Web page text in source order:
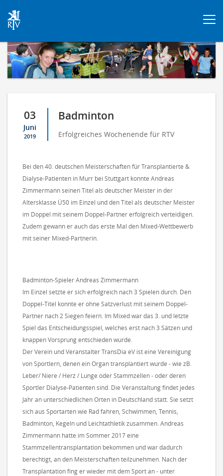
03
Juni
2019
Badminton
Erfolgreiches Wochenende für RTV
Bei den 40. deutschen Meisterschaften für Transplantierte &
Dialyse-Patienten in Murr bei Stuttgart konnte Andreas
Zimmermann seinen Titel als deutscher Meister in der
Altersklasse Ü50 im Einzel und den Titel als deutscher Meister
im Doppel mit seinem Doppel-Partner erfolgreich verteidigen.
Zudem gewann er auch das erste Mal den Mixed-Wettbewerb
mit seiner Mixed-Partnerin.
Badminton-Spieler Andreas Zimmermann
Im Einzel setzte er sich erfolgreich nach 3 Spielen durch. Den
Doppel-Titel konnte er ohne Satzverlust mit seinem Doppel-
Partner nach 2 Siegen feiern. Im Mixed war das 3. und letzte
Spiel das Entscheidungsspiel, welches erst nach 3 Sätzen und
knappen Vorsprung entschieden wurde.
Der Verein und Veranstalter TransDia eV ist eine Vereinigung
von Sportlern, denen ein Organ transplantiert wurde - wie zB.
Leber/ Niere / Herz / Lunge oder Stammzellen - oder deren
Sportler Dialyse-Patienten sind. Die Veranstaltung findet jedes
Jahr an unterschiedlichen Orten in Deutschland statt. Sie setzt
sich aus Sportarten wie Rad fahren, Schwimmen, Tennis,
Badminton, Kegeln und Leichtathletik zusammen. Andreas
Zimmermann hatte im Sommer 2017 eine
Stammzellentransplantation bekommen und war dadurch
berechtigt, an den Meisterschaften teilzunehmen. Nach der
Transplantation fing er wieder mit dem Sport an - unter